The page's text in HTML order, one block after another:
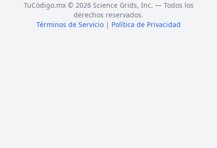
TuCódigo.mx © 2026 Science Grids, Inc. — Todos los
derechos reservados.
Términos de Servicio | Política de Privacidad